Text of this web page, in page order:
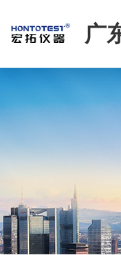
广